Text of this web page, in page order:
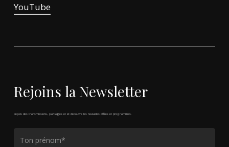
YouTube
Rejoins la Newsletter
Reçois des transmissions, partages et et découvre les nouvelles offres et programmes.